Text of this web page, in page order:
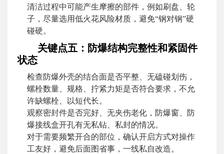
清洁过程中可能产生摩擦的部件，例如刷盘、轮
子，尽量选用低火花风险材质，避免“钢对钢”硬
碰硬。
关键点五：防爆结构完整性和紧固件
状态
检查防爆外壳的结合面是否平整、无磕碰划伤，
螺栓数量、规格、拧紧力矩是否符合要求，不允
许缺螺栓、以短代长。
观察密封件是否完好、无夹伤老化，防爆窗、防
爆接线盒开孔有无私钻、私封的情况。
对于需要频繁开合的部位，确认开启方式对操作
工友好，避免后面图省事，一线私自改造。